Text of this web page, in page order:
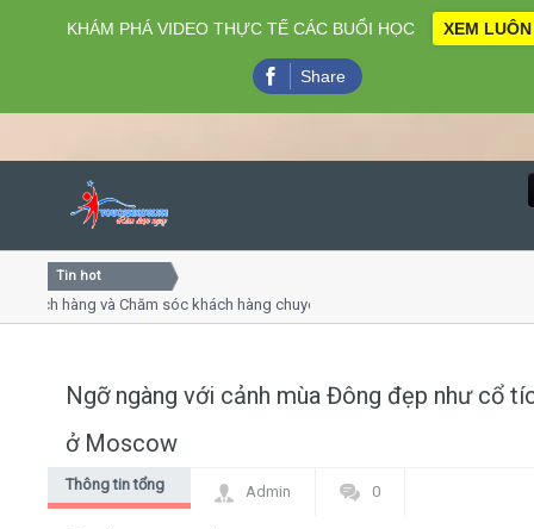
Close
Home
Tin hot
hàng và Chăm sóc khách hàng chuyên nghiệp
Ngỡ ngàng với cảnh mùa Đông đẹp như cổ
ở Moscow
Thông tin tổng
Admin 0
KHÁM PHÁ VIDEO THỰC TẾ CÁC BUỔI HỌC XEM LUÔN
Share